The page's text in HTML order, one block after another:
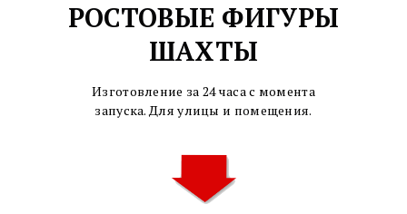
РОСТОВЫЕ ФИГУРЫ
ШАХТЫ
Изготовление за 24 часа с момента
запуска. Для улицы и помещения.